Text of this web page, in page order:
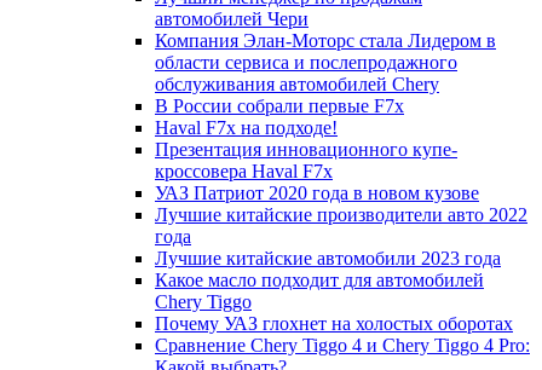
автомобилей Чери
Компания Элан-Моторс стала Лидером в
области сервиса и послепродажного
обслуживания автомобилей Chery
В России собрали первые F7x
Haval F7x на подходе!
Презентация инновационного купе-
кроссовера Haval F7x
УАЗ Патриот 2020 года в новом кузове
Лучшие китайские производители авто 2022
года
Лучшие китайские автомобили 2023 года
Какое масло подходит для автомобилей
Chery Tiggo
Почему УАЗ глохнет на холостых оборотах
Сравнение Chery Tiggo 4 и Chery Tiggo 4 Pro: